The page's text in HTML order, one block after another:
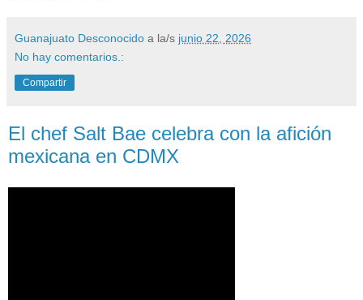
Guanajuato Desconocido a la/s junio 22, 2026
No hay comentarios.:
Compartir
El chef Salt Bae celebra con la afición
mexicana en CDMX